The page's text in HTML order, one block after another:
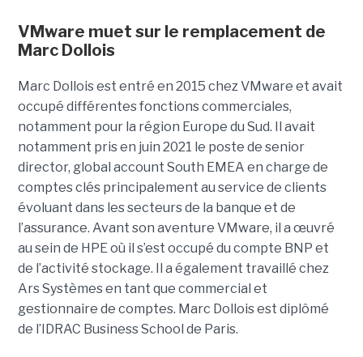
VMware muet sur le remplacement de
Marc Dollois
Marc Dollois est entré en 2015 chez VMware et avait
occupé différentes fonctions commerciales,
notamment pour la région Europe du Sud. Il avait
notamment pris en juin 2021 le poste de senior
director, global account South EMEA en charge de
comptes clés principalement au service de clients
évoluant dans les secteurs de la banque et de
l’assurance. Avant son aventure VMware, il a œuvré
au sein de HPE où il s’est occupé du compte BNP et
de l’activité stockage. Il a également travaillé chez
Ars Systèmes en tant que commercial et
gestionnaire de comptes. Marc Dollois est diplômé
de l’IDRAC Business School de Paris.